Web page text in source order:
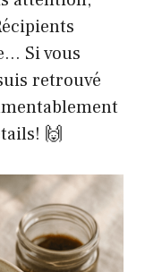
Si vous
retrouvé
🙌